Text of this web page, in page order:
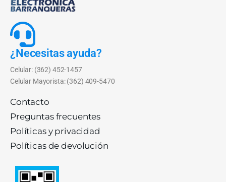
¿Necesitas ayuda?
Celular: (362) 452-1457
Celular Mayorista: (362) 409-5470
Contacto
Preguntas frecuentes
Políticas y privacidad
Políticas de devolución